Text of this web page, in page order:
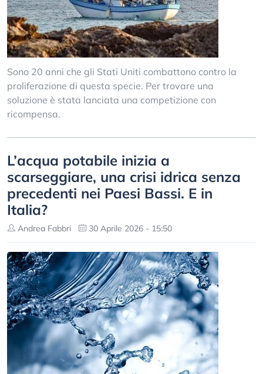
Sono 20 anni che gli Stati Uniti combattono contro la
proliferazione di questa specie. Per trovare una
soluzione è stata lanciata una competizione con
ricompensa.
L’acqua potabile inizia a
scarseggiare, una crisi idrica senza
precedenti nei Paesi Bassi. E in
Italia?
Andrea Fabbri 30 Aprile 2026 - 15:50